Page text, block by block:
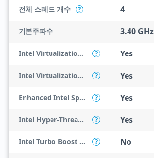
전체 스레드 개수 ? 4
기본주파수 3.40 GHz
Intel Virtualization Technology (VT-x) ? Yes
Intel Virtualization Technology for Directed I/O (VT-d) ? Yes
Enhanced Intel SpeedStep Technology ? Yes
Intel Hyper-Threading Technology ? Yes
Intel Turbo Boost Max Technology 3.0 ? No